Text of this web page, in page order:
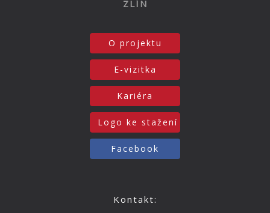
ZLÍN
O projektu
E-vizitka
Kariéra
Logo ke stažení
Facebook
Kontakt: